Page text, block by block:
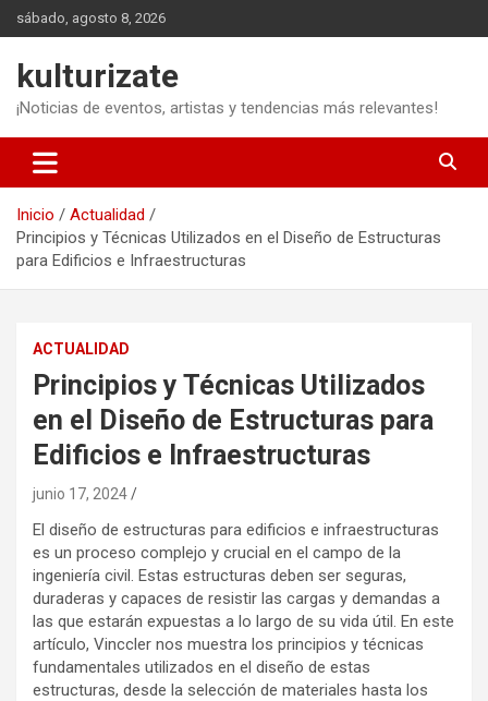
Saltar
al
sábado, agosto 8, 2026
kulturizate
¡Noticias de eventos, artistas y tendencias más relevantes!
Inicio
Actualidad
Principios y Técnicas Utilizados en el Diseño de Estructuras
para Edificios e Infraestructuras
ACTUALIDAD
Principios y Técnicas Utilizados
en el Diseño de Estructuras para
Edificios e Infraestructuras
junio 17, 2024
El diseño de estructuras para edificios e infraestructuras
es un proceso complejo y crucial en el campo de la
ingeniería civil. Estas estructuras deben ser seguras,
duraderas y capaces de resistir las cargas y demandas a
las que estarán expuestas a lo largo de su vida útil. En este
artículo, Vinccler nos muestra los principios y técnicas
fundamentales utilizados en el diseño de estas
estructuras, desde la selección de materiales hasta los